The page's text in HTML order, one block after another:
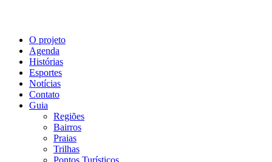
O projeto
Agenda
Histórias
Esportes
Notícias
Contato
Guia
Regiões
Bairros
Praias
Trilhas
Pontos Turísticos